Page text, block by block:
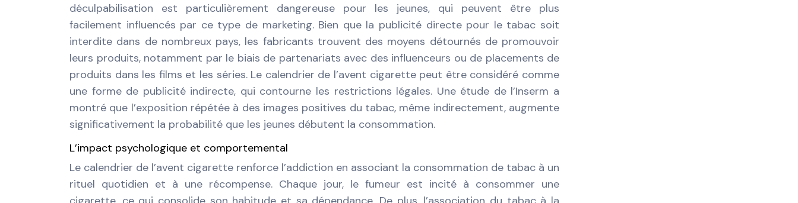
déculpabilisation est particulièrement dangereuse pour les jeunes, qui peuvent être plus
facilement influencés par ce type de marketing. Bien que la publicité directe pour le tabac soit
interdite dans de nombreux pays, les fabricants trouvent des moyens détournés de promouvoir
leurs produits, notamment par le biais de partenariats avec des influenceurs ou de placements de
produits dans les films et les séries. Le calendrier de l’avent cigarette peut être considéré comme
une forme de publicité indirecte, qui contourne les restrictions légales. Une étude de l’Inserm a
montré que l’exposition répétée à des images positives du tabac, même indirectement, augmente
significativement la probabilité que les jeunes débutent la consommation.
L’impact psychologique et comportemental
Le calendrier de l’avent cigarette renforce l’addiction en associant la consommation de tabac à un
rituel quotidien et à une récompense. Chaque jour, le fumeur est incité à consommer une